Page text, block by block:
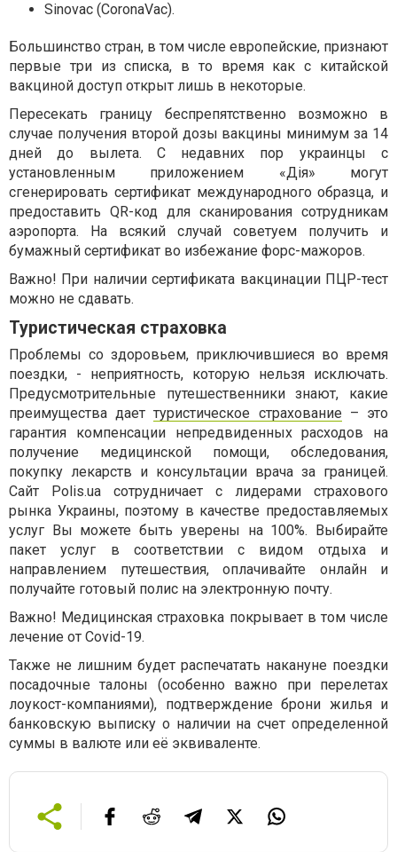
Sinovac (CoronaVac).
Большинство стран, в том числе европейские, признают
первые три из списка, в то время как с китайской
вакциной доступ открыт лишь в некоторые.
Пересекать границу беспрепятственно возможно в
случае получения второй дозы вакцины минимум за 14
дней до вылета. С недавних пор украинцы с
установленным приложением «Дія» могут
сгенерировать сертификат международного образца, и
предоставить QR-код для сканирования сотрудникам
аэропорта. На всякий случай советуем получить и
бумажный сертификат во избежание форс-мажоров.
Важно! При наличии сертификата вакцинации ПЦР-тест
можно не сдавать.
Туристическая страховка
Проблемы со здоровьем, приключившиеся во время
поездки, - неприятность, которую нельзя исключать.
Предусмотрительные путешественники знают, какие
преимущества даеттуристическое страхование – это
гарантия компенсации непредвиденных расходов на
получение медицинской помощи, обследования,
покупку лекарств и консультации врача за границей.
Сайт Polis.ua сотрудничает с лидерами страхового
рынка Украины, поэтому в качестве предоставляемых
услуг Вы можете быть уверены на 100%. Выбирайте
пакет услуг в соответствии с видом отдыха и
направлением путешествия, оплачивайте онлайн и
получайте готовый полис на электронную почту.
Важно! Медицинская страховка покрывает в том числе
лечение от Covid-19.
Также не лишним будет распечатать накануне поездки
посадочные талоны (особенно важно при перелетах
лоукост-компаниями), подтверждение брони жилья и
банковскую выписку о наличии на счет определенной
суммы в валюте или её эквиваленте.